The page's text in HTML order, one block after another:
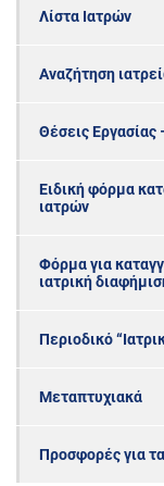
Λίστα Ιατρών
Αναζήτηση
Θέσεις Εργασίας
Ειδική φόρμα
ιατρών
Φόρμα για
ιατρική
Περιοδικό
Μεταπτυχιακά
Προσφορές για